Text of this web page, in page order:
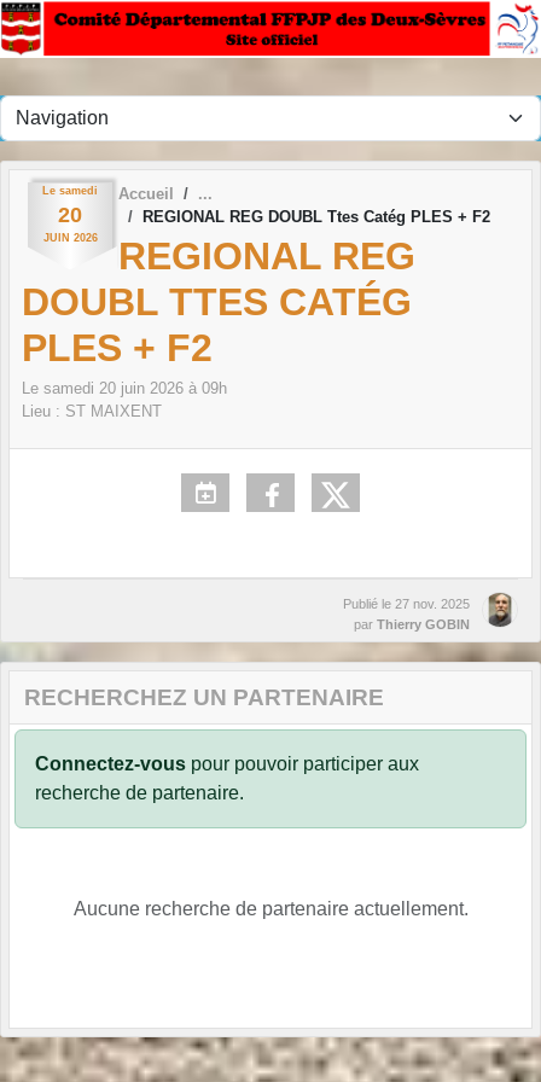
Le samedi
20
JUIN 2026
Accueil
REGIONAL REG DOUBL Ttes Catég PLES + F2
REGIONAL REG
DOUBL TTES CATÉG
PLES + F2
Le samedi 20 juin 2026 à 09h
Lieu : ST MAIXENT
Publié le 27 nov. 2025
par Thierry GOBIN
RECHERCHEZ UN PARTENAIRE
Connectez-vous pour pouvoir participer aux
recherche de partenaire.
Aucune recherche de partenaire actuellement.
Panneau de gestion des cookies